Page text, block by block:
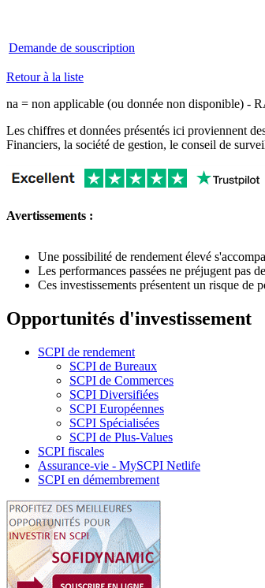
Demande de souscription
Retour à la liste
na = non applicable (ou donnée non disponible) -
Les chiffres et données présentés ici proviennent
Financiers, la société de gestion, le conseil de
Avertissements :
Une possibilité de rendement élevé
Les performances passées ne préjugent pas
Ces investissements présentent un risque de
Opportunités d'investissement
SCPI de rendement
SCPI de Bureaux
SCPI de Commerces
SCPI Diversifiées
SCPI Européennes
SCPI Spécialisées
SCPI de Plus-Values
SCPI fiscales
Assurance-vie - MySCPI Netlife
SCPI en démembrement